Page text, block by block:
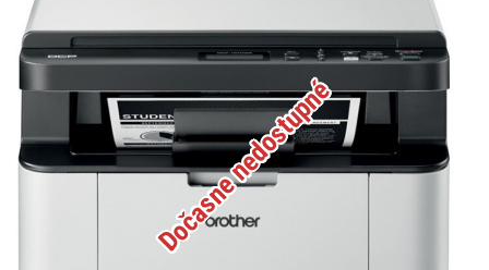
Dočasne nedostupné